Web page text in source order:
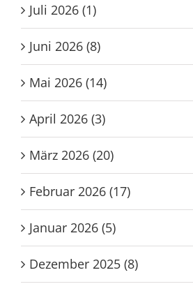
Juli 2026 (1)
Juni 2026 (8)
Mai 2026 (14)
April 2026 (3)
März 2026 (20)
Februar 2026 (17)
Januar 2026 (5)
Dezember 2025 (8)